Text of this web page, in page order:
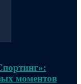
моментов